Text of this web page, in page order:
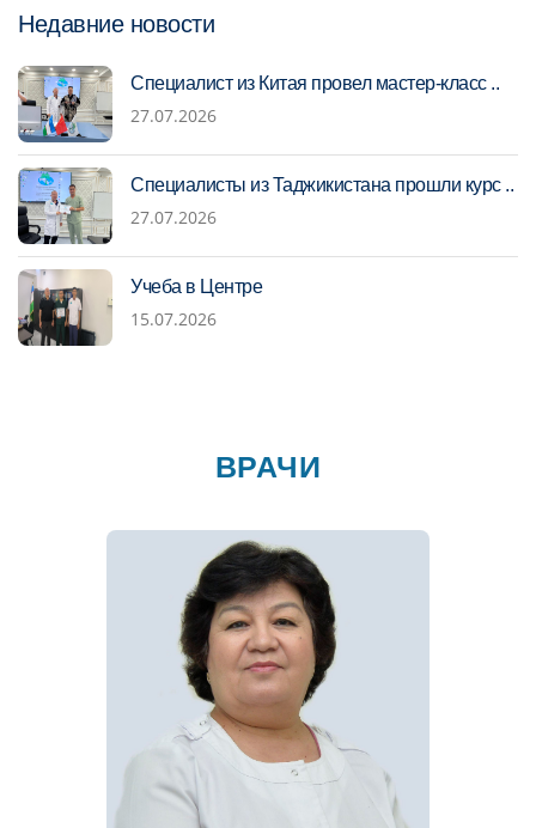
Недавние новости
Специалист из Китая провел мастер-класс ..
27.07.2026
Специалисты из Таджикистана прошли курс ..
27.07.2026
Учеба в Центре
15.07.2026
ВРАЧИ